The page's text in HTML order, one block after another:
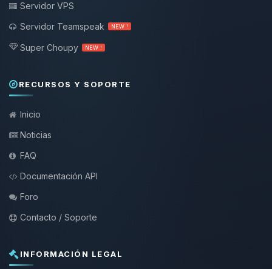
Servidor VPS
Servidor Teamspeak
NEW !
Super Choupy NEW !
RECURSOS Y SOPORTE
Inicio
Noticias
FAQ
Documentación API
Foro
Contacto / Soporte
INFORMACIÓN LEGAL